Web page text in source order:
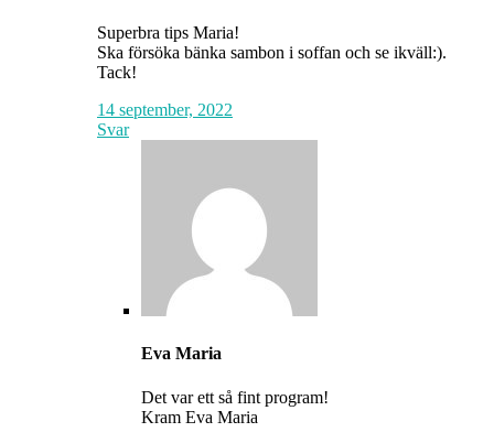
Superbra tips Maria!
Ska försöka bänka sambon i soffan och se ikväll:).
Tack!
14 september, 2022
Svar
Eva Maria
Det var ett så fint program!
Kram Eva Maria